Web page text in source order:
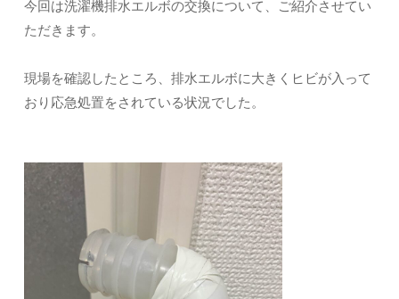
今回は洗濯機排水エルボの交換について、ご紹介させてい
ただきます。
現場を確認したところ、排水エルボに大きくヒビが入って
おり応急処置をされている状況でした。